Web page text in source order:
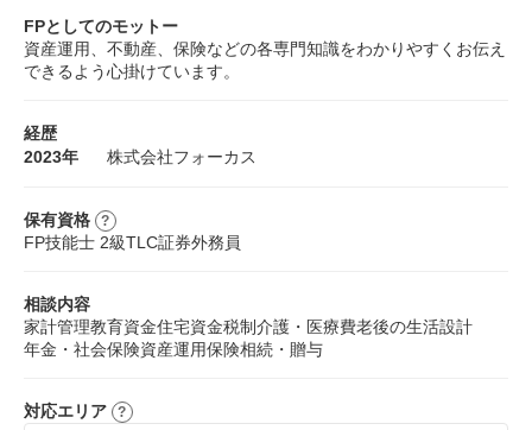
FPとしてのモットー
資産運用、不動産、保険などの各専門知識をわかりやすくお伝え
できるよう心掛けています。
経歴
2023年
株式会社フォーカス
保有資格
FP技能士 2級TLC証券外務員
相談内容
家計管理教育資金住宅資金税制介護・医療費老後の生活設計
年金・社会保険資産運用保険相続・贈与
対応エリア